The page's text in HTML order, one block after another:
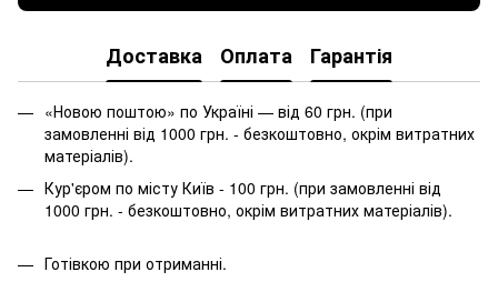
Доставка Оплата Гарантія
«Новою поштою» по Україні — від 60 грн. (при
замовленні від 1000 грн. - безкоштовно, окрім витратних
матеріалів).
Кур'єром по місту Київ - 100 грн. (при замовленні від
1000 грн. - безкоштовно, окрім витратних матеріалів).
Готівкою при отриманні.